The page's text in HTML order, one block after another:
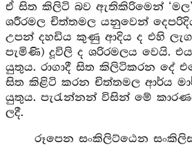
ඒ සිත කිලිටි බව ඇතිකිරිමෙන්
ශරීරමල චිත්තමල යනුවෙන්
උපන් දහඩිය කුණු ආදිය ද එහි
පැමිණි) දූවිලි ද ශරිරමලය වෙයි.
යුතුය. රාගාදී සිත කිලිටිකරන දේ
සිත කිළිටි කරන චිත්තමල ආර්ය
යුතුය. පැරැන්නන් විසින් මේ
ලදී.
රූපෙන සංකිලිට්ඨෙන